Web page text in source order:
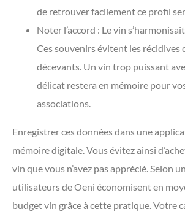
de retrouver facilement ce profil
Noter l’accord : Le vin
Ces souvenirs évitent les récidives
décevants. Un vin trop puissant
délicat restera en mémoire pour
associations.
Enregistrer ces données dans une
mémoire digitale. Vous évitez ainsi
vin que vous n’avez pas apprécié. Selon
utilisateurs de Oeni économisent en
budget vin grâce à cette pratique. Votre